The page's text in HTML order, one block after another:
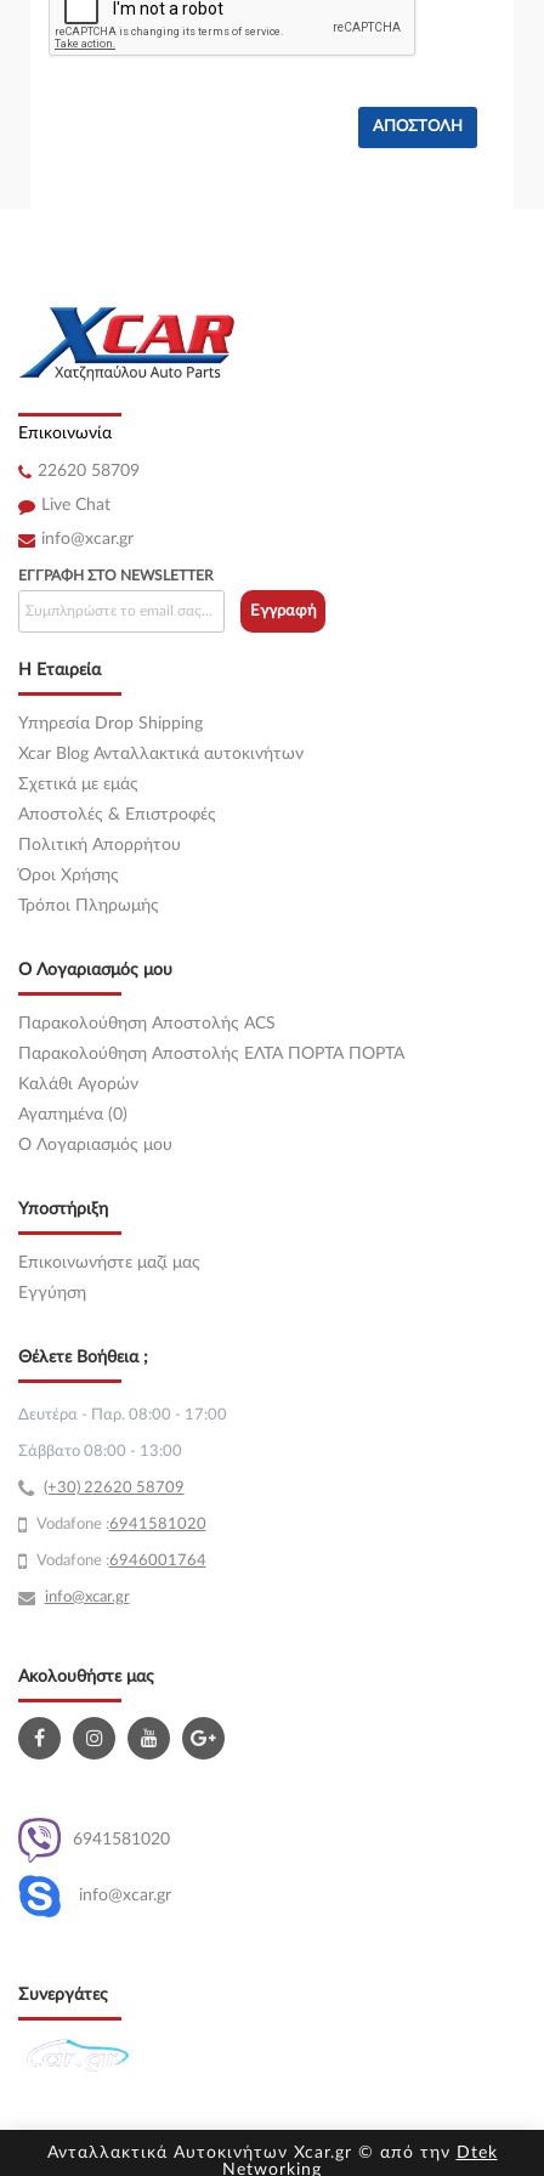
318 i ( M43 B18 (184E2) ) (116 hp ) Βενζίνη
BMW 5 Series 1988 - 1995 ( E34 ) ( E34 ) Sedan / 4dr 518 i (
M43 B18 (184E2) ) (115 hp ) Βενζίνη
g ( M43 B18 (184E2) ) (115 hp ) Βενζίνη/αέριο (LPG)
BMW 5 Series 1988 - 1995 ( E34 ) ( E34 ) Touring S/W 5dr 518 i
BMW 3 Series 1990 - 1995 ( E36 ) ( E36 ) Compact / 3dr 316 i (
M43 B16 (164E2) ) (102 hp ) Βενζίνη
BMW 3 Series 1990 - 1995 ( E36 ) ( E36 ) Compact / 3dr 318 ti (
BMW 3 Series 1990 - 1995 ( E36 ) ( E36 ) Compact / 3dr 318 ti (
Επικοινωνία
22620 58709
Live Chat
info@xcar.gr
Η Εταιρεία
Υπηρεσία Drop Shipping
Xcar Blog Ανταλλακτικά αυτοκινήτων
Σχετικά με εμάς
Αποστολές & Επιστροφές
Πολιτική Απορρήτου
Όροι Χρήσης
Τρόποι Πληρωμής
Ο Λογαριασμός μου
Παρακολούθηση Αποστολής ACS
Παρακολούθηση Αποστολής ΕΛΤΑ ΠΟΡΤΑ ΠΟΡΤΑ
Καλάθι Αγορών
Αγαπημένα (0)
O Λογαριασμός μου
Υποστήριξη
Επικοινωνήστε μαζί μας
Εγγύηση
ΕΓΓΡΑΦΉ ΣΤΟ NEWSLETTER
Εγγραφή
Θέλετε Βοήθεια ;
Δευτέρα - Παρ. 08:00 - 17:00
Σάββατο 08:00 - 13:00
(+30) 22620 58709
Vodafone :6941581020
Vodafone :6946001764
info@xcar.gr
Ακολουθήστε μας
6941581020
info@xcar.gr
Συνεργάτες
Ανταλλακτικά Αυτοκινήτων Xcar.gr © από την Dtek
Networking